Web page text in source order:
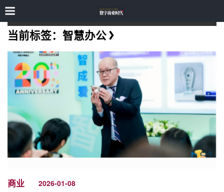
当前标签：智慧办公
商业 2026-01-08